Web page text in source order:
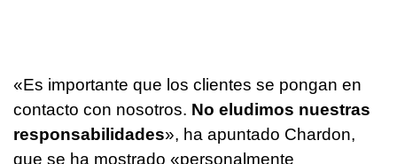
«Es importante que los clientes se pongan en
contacto con nosotros. No eludimos nuestras
responsabilidades», ha apuntado Chardon,
que se ha mostrado «personalmente